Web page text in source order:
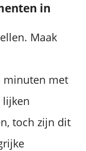
in
Maak
minuten met
lijken
toch zijn dit